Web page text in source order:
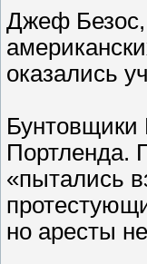
Джеф Безос,
оказались
Бунтовщики
Портленда.
«пытались
но аресты